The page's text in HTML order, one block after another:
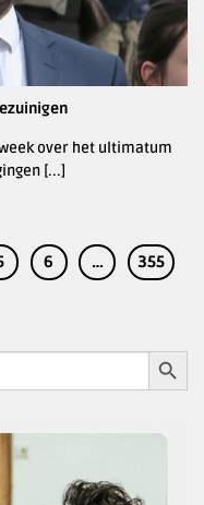
over het ultimatum
[...]
6 … 355